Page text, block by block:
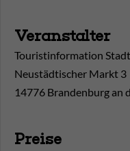
Veranstalter
Touristinformation
Neustädtischer Markt 3
14776 Brandenburg an
Preise